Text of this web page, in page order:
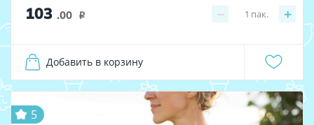
103 .00 i − +
1 пак.
Добавить в корзину
5